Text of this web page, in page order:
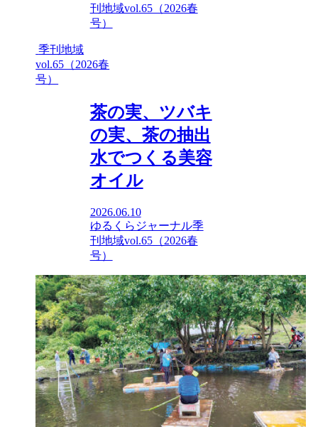
刊地域vol.65（2026春
号）
季刊地域
vol.65（2026春
号）
茶の実、ツバキ
の実、茶の抽出
水でつくる美容
オイル
2026.06.10
ゆるくらジャーナル季
刊地域vol.65（2026春
号）